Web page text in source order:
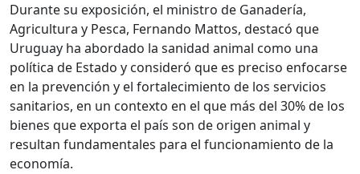
Durante su exposición, el ministro de Ganadería,
Agricultura y Pesca, Fernando Mattos, destacó que
Uruguay ha abordado la sanidad animal como una
política de Estado y consideró que es preciso enfocarse
en la prevención y el fortalecimiento de los servicios
sanitarios, en un contexto en el que más del 30% de los
bienes que exporta el país son de origen animal y
resultan fundamentales para el funcionamiento de la
economía.